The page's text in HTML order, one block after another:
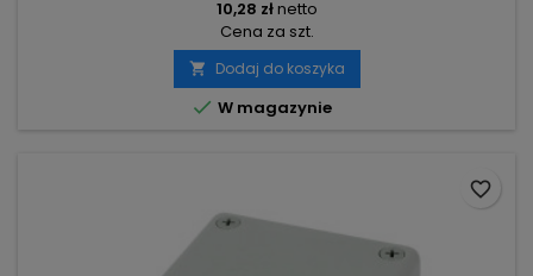
10,28 złnetto
Cena za szt.
 Dodaj do koszyka
 W magazynie
favorite_border